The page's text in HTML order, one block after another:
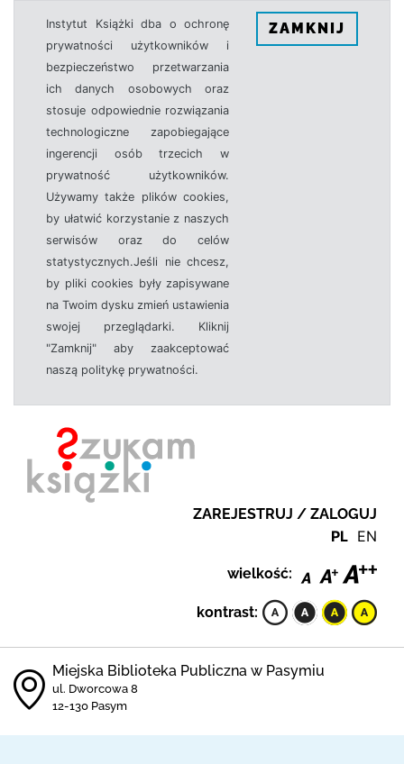
Instytut Książki dba o ochronę
prywatności użytkowników i
bezpieczeństwo przetwarzania
ich danych osobowych oraz
stosuje odpowiednie rozwiązania
technologiczne zapobiegające
ingerencji osób trzecich w
prywatność użytkowników.
Używamy także plików cookies,
by ułatwić korzystanie z naszych
serwisów oraz do celów
statystycznych.Jeśli nie chcesz,
by pliki cookies były zapisywane
na Twoim dysku zmień ustawienia
swojej przeglądarki. Kliknij
"Zamknij" aby zaakceptować
naszą politykę prywatności.
ZAMKNIJ
ZAREJESTRUJ / ZALOGUJ
PL EN
wielkość:
kontrast:
Miejska Biblioteka Publiczna w Pasymiu
ul. Dworcowa 8
12-130 Pasym